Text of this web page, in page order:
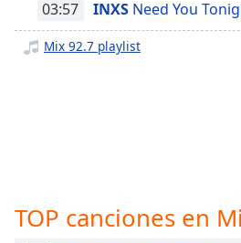
selected
dialog
03:57 INXS Need You
Mix 92.7 playlist
TOP canciones en